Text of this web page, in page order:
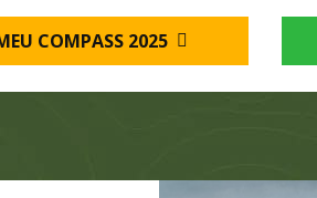
COMPASS 2025